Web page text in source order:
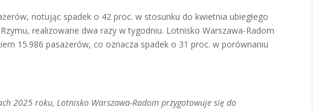
notując spadek o 42 proc. w stosunku do kwietnia ubiegłego
realizowane dwa razy w tygodniu. Lotnisko Warszawa-Radom
15.986 pasażerów, co oznacza spadek o 31 proc. w porównaniu
2025 roku, Lotnisko Warszawa-Radom przygotowuje się do